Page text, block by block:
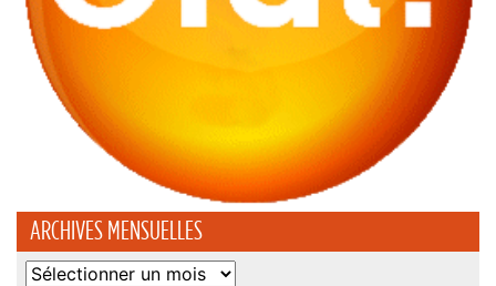
ARCHIVES MENSUELLES
Archives